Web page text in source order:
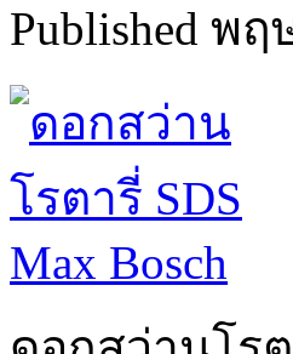
Published พฤ